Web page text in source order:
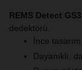
REMS Detect GS3
dedektörü.
İnce
Dayanıklı,